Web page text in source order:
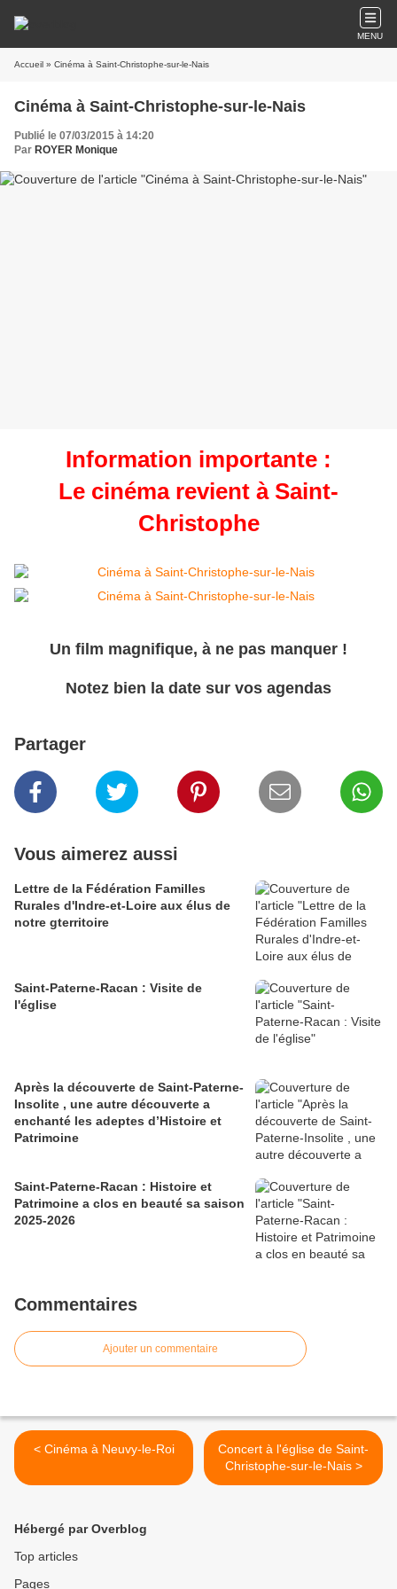
MENU
Accueil » Cinéma à Saint-Christophe-sur-le-Nais
Cinéma à Saint-Christophe-sur-le-Nais
Publié le 07/03/2015 à 14:20
Par ROYER Monique
Information importante :
Le cinéma revient à Saint-
Christophe
Un film magnifique, à ne pas manquer !
Notez bien la date sur vos agendas
Partager
Vous aimerez aussi
Lettre de la Fédération Familles
Rurales d'Indre-et-Loire aux élus de
notre gterritoire
Saint-Paterne-Racan : Visite de
l'église
Après la découverte de Saint-Paterne-
Insolite , une autre découverte a
enchanté les adeptes d’Histoire et
Patrimoine
Saint-Paterne-Racan : Histoire et
Patrimoine a clos en beauté sa saison
2025-2026
Commentaires
Ajouter un commentaire
< Cinéma à Neuvy-le-Roi
Concert à l'église de Saint-
Christophe-sur-le-Nais >
Hébergé par Overblog
Top articles
Pages